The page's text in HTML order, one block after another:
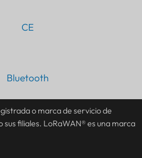
CE
Bluetooth
o marca de servicio de
filiales. LoRaWAN® es una marca
JA
AR